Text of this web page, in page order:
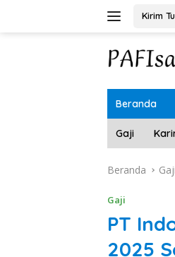
Kirim
Beranda
Gaji
Beranda Gaji
Gaji
PT
2025